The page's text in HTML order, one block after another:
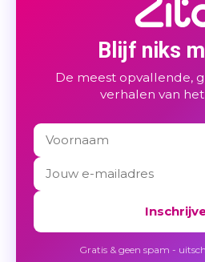
Blijf niks
De meest opvallende,
verhalen van
Gratis & geen spam -